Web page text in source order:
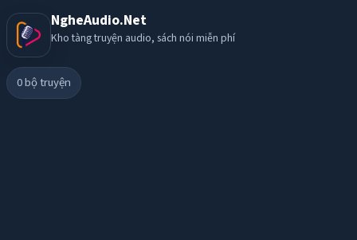
NgheAudio.Net
Kho tàng truyện audio, sách nói miễn phí
0bộ truyện